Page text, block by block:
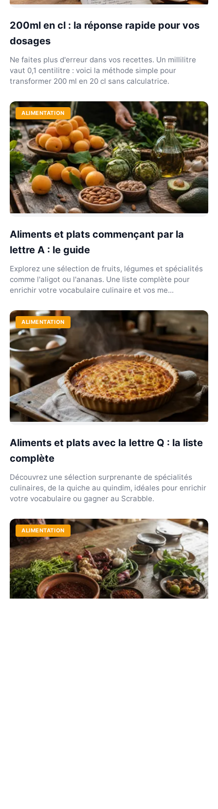
200ml en cl : la réponse rapide pour vos
dosages
Ne faites plus d'erreur dans vos recettes. Un millilitre
vaut 0,1 centilitre : voici la méthode simple pour
transformer 200 ml en 20 cl sans calculatrice.
ALIMENTATION
Aliments et plats commençant par la
lettre A : le guide
Explorez une sélection de fruits, légumes et spécialités
comme l'aligot ou l'ananas. Une liste complète pour
enrichir votre vocabulaire culinaire et vos me...
ALIMENTATION
Aliments et plats avec la lettre Q : la liste
complète
Découvrez une sélection surprenante de spécialités
culinaires, de la quiche au quindim, idéales pour enrichir
votre vocabulaire ou gagner au Scrabble.
ALIMENTATION